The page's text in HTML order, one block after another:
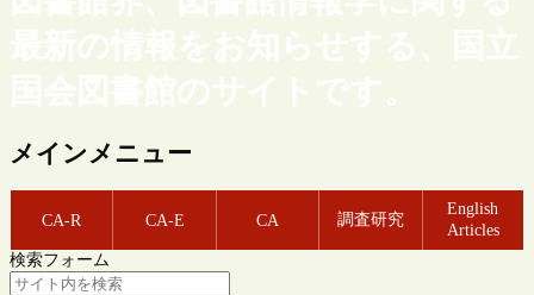
最新の情報をお知らせする、国立
国会図書館のサイトです。
メインメニュー
CA-R CA-E CA 調査研究
English
Articles
検索フォーム